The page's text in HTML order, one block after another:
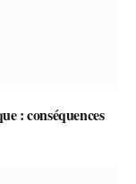
: conséquences